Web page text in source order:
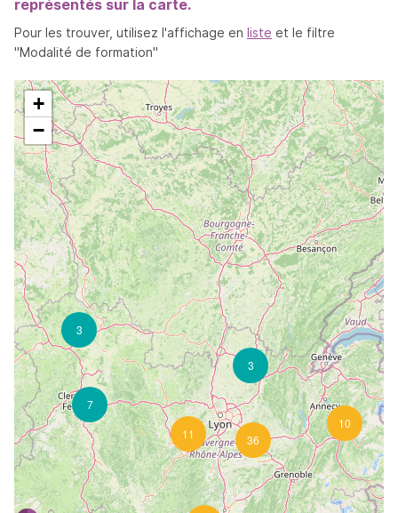
représentés sur la carte.
Pour les trouver, utilisez l'affichage en liste et le filtre
"Modalité de formation"
3
7
11
3
10
36
+
−